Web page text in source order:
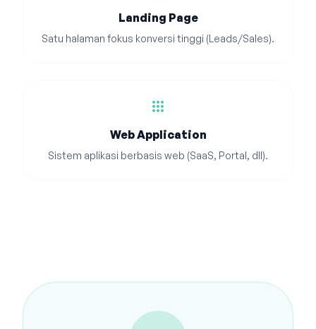
Landing Page
Satu halaman fokus konversi tinggi (Leads/Sales).
apps
Web Application
Sistem aplikasi berbasis web (SaaS, Portal, dll).